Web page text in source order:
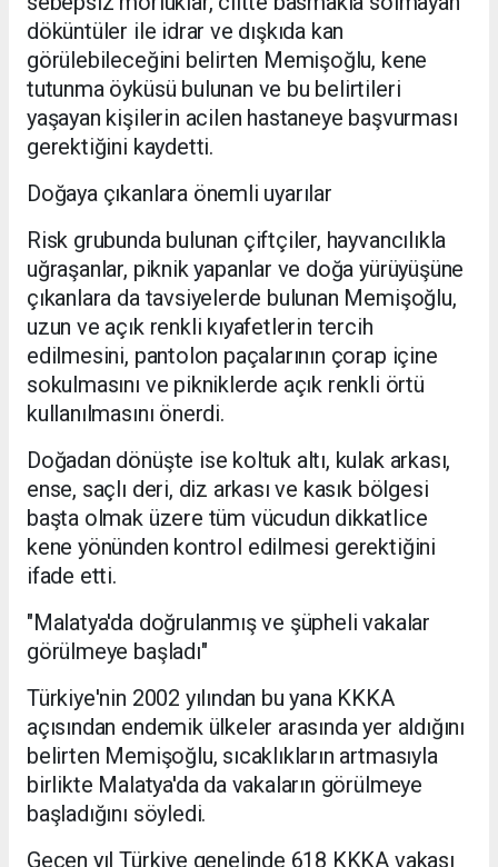
döküntüler ile idrar ve dışkıda kan
görülebileceğini belirten Memişoğlu, kene
tutunma öyküsü bulunan ve bu belirtileri
yaşayan kişilerin acilen hastaneye başvurması
gerektiğini kaydetti.
Doğaya çıkanlara önemli uyarılar
Risk grubunda bulunan çiftçiler, hayvancılıkla
uğraşanlar, piknik yapanlar ve doğa yürüyüşüne
çıkanlara da tavsiyelerde bulunan Memişoğlu,
uzun ve açık renkli kıyafetlerin tercih
edilmesini, pantolon paçalarının çorap içine
sokulmasını ve pikniklerde açık renkli örtü
kullanılmasını önerdi.
Doğadan dönüşte ise koltuk altı, kulak arkası,
ense, saçlı deri, diz arkası ve kasık bölgesi
başta olmak üzere tüm vücudun dikkatlice
kene yönünden kontrol edilmesi gerektiğini
ifade etti.
"Malatya'da doğrulanmış ve şüpheli vakalar
görülmeye başladı"
Türkiye'nin 2002 yılından bu yana KKKA
açısından endemik ülkeler arasında yer aldığını
belirten Memişoğlu, sıcaklıkların artmasıyla
birlikte Malatya'da da vakaların görülmeye
başladığını söyledi.
Geçen yıl Türkiye genelinde 618 KKKA vakası